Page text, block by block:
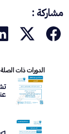
مشاركة :
الدورات ذات الصلة